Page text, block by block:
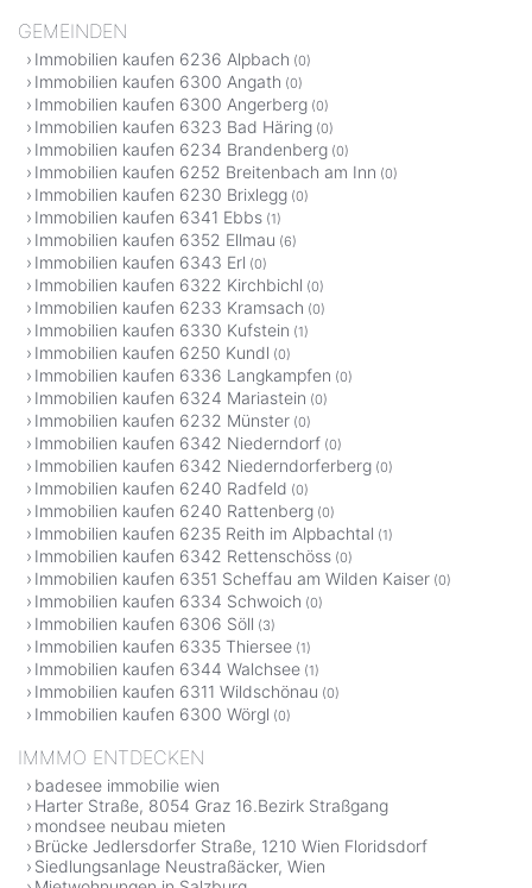
GEMEINDEN
Immobilien kaufen 6236 Alpbach (0)
Immobilien kaufen 6300 Angath (0)
Immobilien kaufen 6300 Angerberg (0)
Immobilien kaufen 6323 Bad Häring (0)
Immobilien kaufen 6234 Brandenberg (0)
Immobilien kaufen 6252 Breitenbach am Inn (0)
Immobilien kaufen 6230 Brixlegg (0)
Immobilien kaufen 6341 Ebbs (1)
Immobilien kaufen 6352 Ellmau (6)
Immobilien kaufen 6343 Erl (0)
Immobilien kaufen 6322 Kirchbichl (0)
Immobilien kaufen 6233 Kramsach (0)
Immobilien kaufen 6330 Kufstein (1)
Immobilien kaufen 6250 Kundl (0)
Immobilien kaufen 6336 Langkampfen (0)
Immobilien kaufen 6324 Mariastein (0)
Immobilien kaufen 6232 Münster (0)
Immobilien kaufen 6342 Niederndorf (0)
Immobilien kaufen 6342 Niederndorferberg (0)
Immobilien kaufen 6240 Radfeld (0)
Immobilien kaufen 6240 Rattenberg (0)
Immobilien kaufen 6235 Reith im Alpbachtal (1)
Immobilien kaufen 6342 Rettenschöss (0)
Immobilien kaufen 6351 Scheffau am Wilden Kaiser (0)
Immobilien kaufen 6334 Schwoich (0)
Immobilien kaufen 6306 Söll (3)
Immobilien kaufen 6335 Thiersee (1)
Immobilien kaufen 6344 Walchsee (1)
Immobilien kaufen 6311 Wildschönau (0)
Immobilien kaufen 6300 Wörgl (0)
IMMMO ENTDECKEN
badesee immobilie wien
Harter Straße, 8054 Graz 16.Bezirk Straßgang
mondsee neubau mieten
Brücke Jedlersdorfer Straße, 1210 Wien Floridsdorf
Siedlungsanlage Neustraßäcker, Wien